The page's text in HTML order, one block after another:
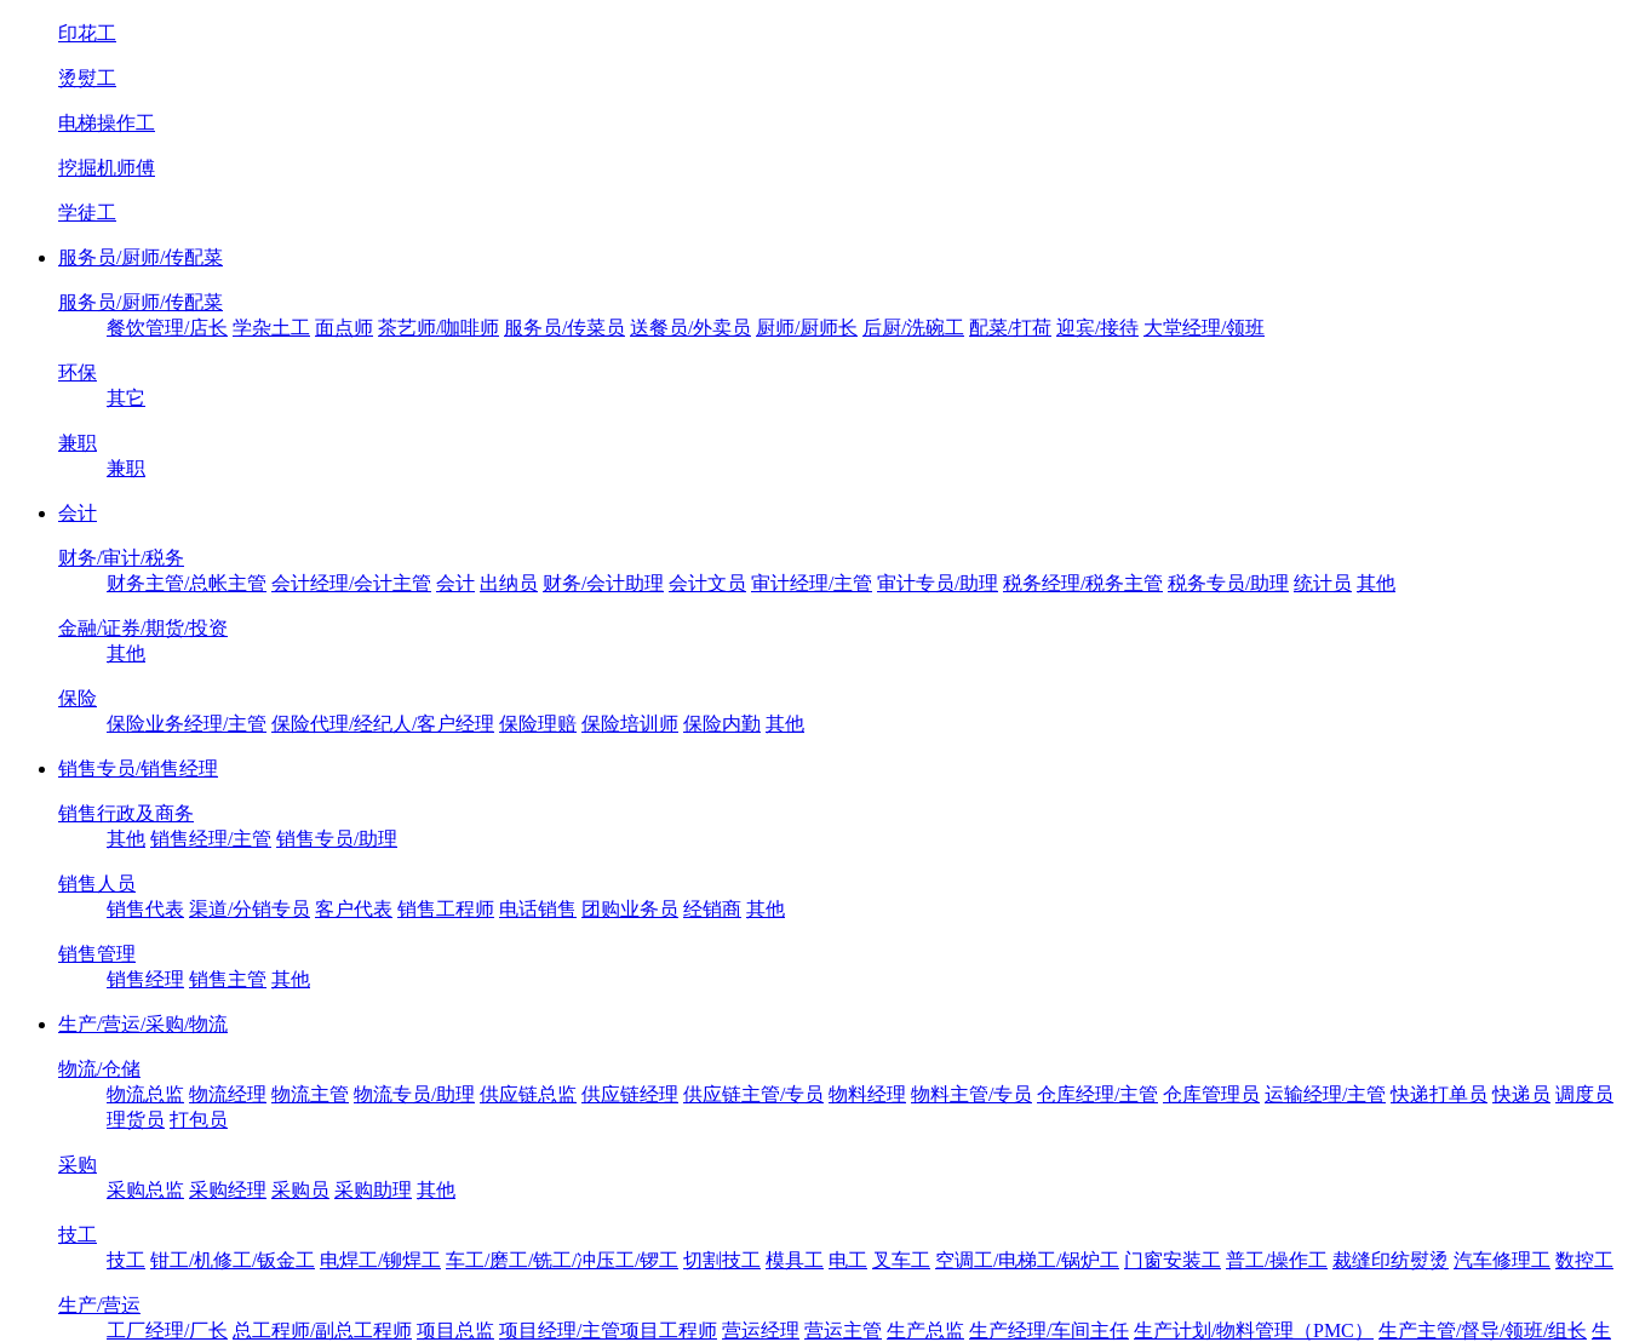
印花工
烫熨工
电梯操作工
挖掘机师傅
学徒工
服务员/厨师/传配菜
服务员/厨师/传配菜
餐饮管理/店长 学杂土工 面点师 茶艺师/咖啡师 服务员/传菜员 送餐员/外卖员 厨师/厨师长 后厨/洗碗工 配菜/打荷 迎宾/接待 大堂经理/领班
环保
其它
兼职
兼职
会计
财务/审计/税务
财务主管/总帐主管 会计经理/会计主管 会计 出纳员 财务/会计助理 会计文员 审计经理/主管 审计专员/助理 税务经理/税务主管 税务专员/助理 统计员 其他
金融/证券/期货/投资
其他
保险
保险业务经理/主管 保险代理/经纪人/客户经理 保险理赔 保险培训师 保险内勤 其他
销售专员/销售经理
销售行政及商务
其他 销售经理/主管 销售专员/助理
销售人员
销售代表 渠道/分销专员 客户代表 销售工程师 电话销售 团购业务员 经销商 其他
销售管理
销售经理 销售主管 其他
生产/营运/采购/物流
物流/仓储
物流总监 物流经理 物流主管 物流专员/助理 供应链总监 供应链经理 供应链主管/专员 物料经理 物料主管/专员 仓库经理/主管 仓库管理员 运输经理/主管 快递打单员 快递员 调度员
理货员 打包员
采购
采购总监 采购经理 采购员 采购助理 其他
技工
技工 钳工/机修工/钣金工 电焊工/铆焊工 车工/磨工/铣工/冲压工/锣工 切割技工 模具工 电工 叉车工 空调工/电梯工/锅炉工 门窗安装工 普工/操作工 裁缝印纺熨烫 汽车修理工 数控工
生产/营运
工厂经理/厂长 总工程师/副总工程师 项目总监 项目经理/主管项目工程师 营运经理 营运主管 生产总监 生产经理/车间主任 生产计划/物料管理（PMC） 生产主管/督导/领班/组长 生